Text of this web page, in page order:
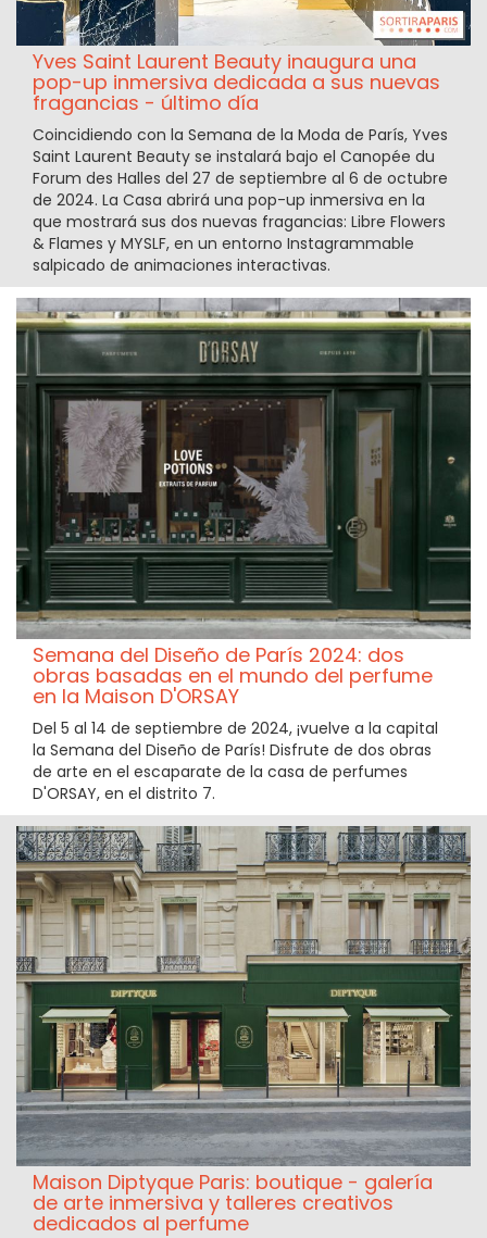
Yves Saint Laurent Beauty inaugura una
pop-up inmersiva dedicada a sus nuevas
fragancias - último día
Coincidiendo con la Semana de la Moda de París, Yves
Saint Laurent Beauty se instalará bajo el Canopée du
Forum des Halles del 27 de septiembre al 6 de octubre
de 2024. La Casa abrirá una pop-up inmersiva en la
que mostrará sus dos nuevas fragancias: Libre Flowers
& Flames y MYSLF, en un entorno Instagrammable
salpicado de animaciones interactivas.
Semana del Diseño de París 2024: dos
obras basadas en el mundo del perfume
en la Maison D'ORSAY
Del 5 al 14 de septiembre de 2024, ¡vuelve a la capital
la Semana del Diseño de París! Disfrute de dos obras
de arte en el escaparate de la casa de perfumes
D'ORSAY, en el distrito 7.
Maison Diptyque Paris: boutique - galería
de arte inmersiva y talleres creativos
dedicados al perfume